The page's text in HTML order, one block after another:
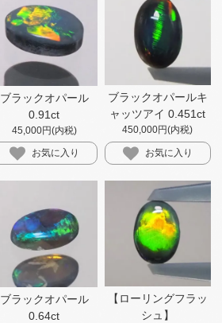
ブラックオパール
0.91ct
45,000円(内税)
お気に入り
ブラックオパールキ
ャッツアイ 0.451ct
450,000円(内税)
お気に入り
ブラックオパール
0.64ct
【ローリングフラッ
シュ】​